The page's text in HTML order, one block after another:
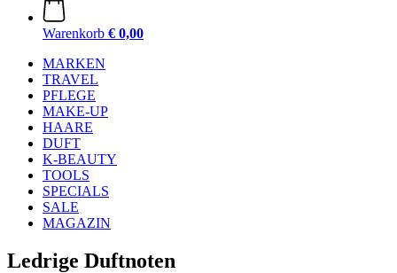
Warenkorb € 0,00
MARKEN
TRAVEL
PFLEGE
MAKE-UP
HAARE
DUFT
K-BEAUTY
TOOLS
SPECIALS
SALE
MAGAZIN
Ledrige Duftnoten